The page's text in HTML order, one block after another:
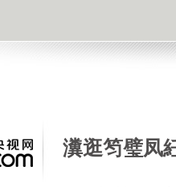
瀵逛笉璧凤